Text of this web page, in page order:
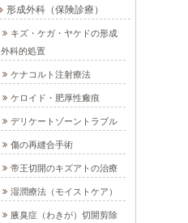
形成外科（保険診療）
キズ・ケガ・ヤケドの形成
外科的処置
ケナコルト注射療法
ケロイド・肥厚性瘢痕
デリケートゾーントラブル
傷の再縫合手術
帝王切開のキズアトの治療
湿潤療法（モイストケア）
腋臭症（わきが）切開剪除